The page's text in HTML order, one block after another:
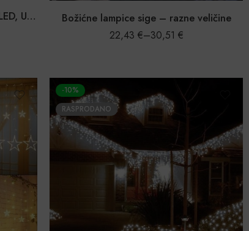
Lampice za zavjese 3×2 m – 200 LED, USB, daljinski upravljač, za prozor Božićne lampice sige – razne veličine
22,43 €–30,51 €
-10%
RASPRODANO